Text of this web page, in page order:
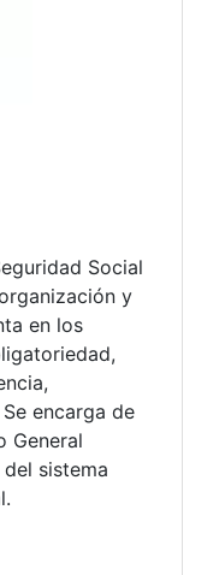
Social
y
en los
encarga de
General
sistema